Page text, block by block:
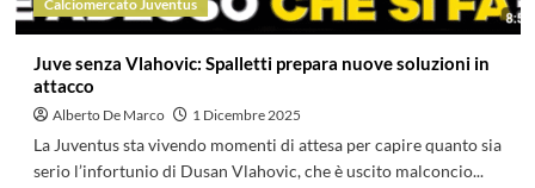
Calciomercato Juventus
Juve senza Vlahovic: Spalletti prepara nuove soluzioni in
attacco
Alberto De Marco 1 Dicembre 2025
La Juventus sta vivendo momenti di attesa per capire quanto sia
serio l’infortunio di Dusan Vlahovic, che è uscito malconcio...